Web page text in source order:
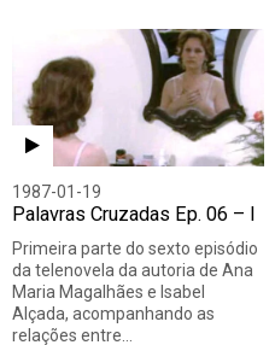
1987-01-19
Palavras Cruzadas Ep. 06 – I
Primeira parte do sexto episódio
da telenovela da autoria de Ana
Maria Magalhães e Isabel
Alçada, acompanhando as
relações entre…